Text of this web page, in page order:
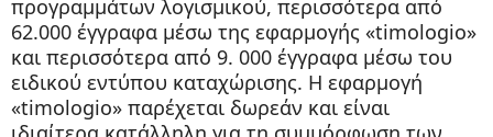
προγραμμάτων λογισμικού, περισσότερα από
62.000 έγγραφα μέσω της εφαρμογής «timologio»
και περισσότερα από 9. 000 έγγραφα μέσω του
ειδικού εντύπου καταχώρισης. Η εφαρμογή
«timologio» παρέχεται δωρεάν και είναι